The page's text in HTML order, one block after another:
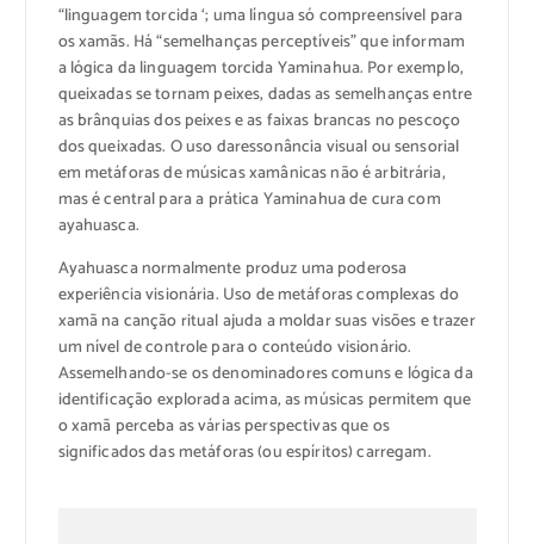
“linguagemtorcida‘; uma línguasócompreensível para
os xamãs. Há“semelhançasperceptíveis”que informam
a lógica da linguagem torcidaYaminahua. Por exemplo,
queixadas setornam peixes, dadas assemelhanças entre
as brânquiasdos peixeseas faixas brancasno pescoço
dosqueixadas. O uso daressonânciavisual ousensorial
em metáforasde músicasxamânicasnão é arbitrária,
mas écentral paraa práticaYaminahua decuracom
ayahuasca.
Ayahuascanormalmente produzuma poderosa
experiência visionária. Usode metáforascomplexas do
xamãna cançãoritualajuda amoldarsuas visõesetrazer
um nível decontrole para oconteúdovisionário.
Assemelhando-seos denominadores comunse lógica da
identificaçãoexploradaacima, as músicas permitem que
o xamã percebaas váriasperspectivas queos
significados dasmetáforas (ou espíritos)carregam.